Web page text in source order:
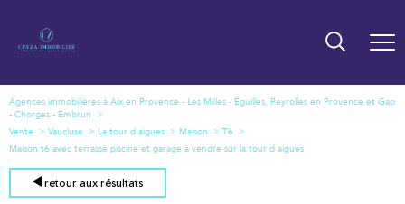
Agences immobilières à Aix en Provence - Les Milles - Eguilles, Peyrolles en Provence et Gap
- Chorges - Embrun
Vente
Vaucluse La tour d aigues Maison
T6
Maison t6 avec terrasse piscine et garage a vendre sur la tour d aigues
retour aux résultats